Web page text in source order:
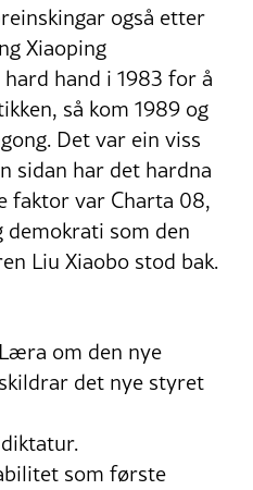
også etter
Xiaoping
hand i 1983 for å
så kom 1989 og
Det var ein viss
sidan har det hardna
faktor var Charta 08,
som den
Liu Xiaobo stod bak.
om den nye
det nye styret
som første